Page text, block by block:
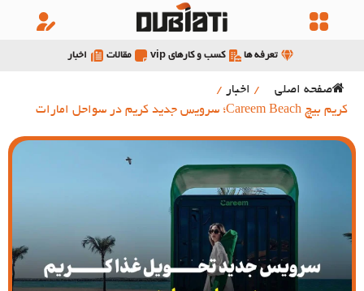
تعرفه ها کسب و کارهای vip مقالات اخبار
صفحه اصلی / اخبار /
کریم بیچ Careem Beach؛ سرویس جدید کریم در سواحل امارات